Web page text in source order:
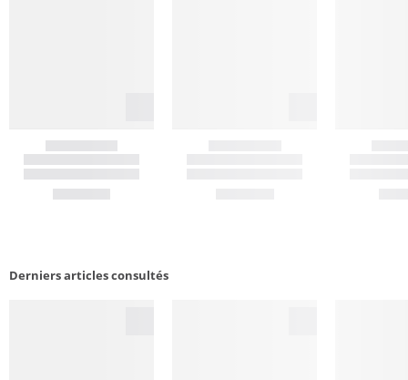
Derniers articles consultés